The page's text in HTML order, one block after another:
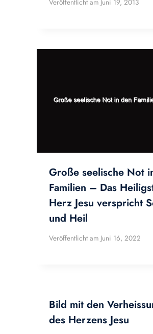
Große seelische Not
Familien – Das
Herz Jesu verspricht
und Heil
Veröffentlicht am Juni 16, 2022
Bild mit den
des Herzens Jesu